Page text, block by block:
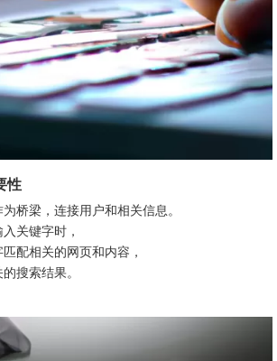
性
桥梁，连接用户和相关信息。
关键字时，
配相关的网页和内容，
搜索结果。